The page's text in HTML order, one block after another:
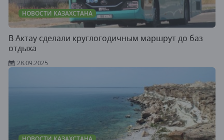
НОВОСТИ КАЗАХСТАНА
В Актау сделали круглогодичным маршрут до баз
отдыха
28.09.2025